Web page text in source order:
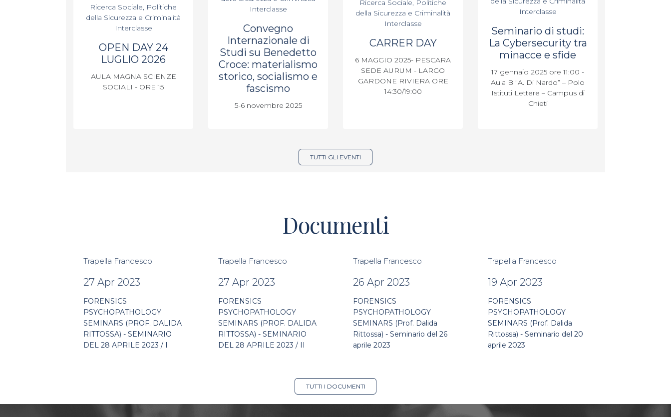
Ricerca Sociale, Politiche
della Sicurezza e Criminalità
Interclasse
OPEN DAY 24
LUGLIO 2026
AULA MAGNA SCIENZE
SOCIALI - ORE 15
Interclasse
Convegno
Internazionale di
Studi su Benedetto
Croce: materialismo
storico, socialismo e
fascismo
5-6 novembre 2025
Ricerca Sociale, Politiche
della Sicurezza e Criminalità
Interclasse
CARRER DAY
6 MAGGIO 2025- PESCARA
SEDE AURUM - LARGO
GARDONE RIVIERA ORE
14:30/19:00
Interclasse
Seminario di studi:
La Cybersecurity tra
minacce e sfide
17 gennaio 2025 ore 11:00 -
Aula B “A. Di Nardo” – Polo
Istituti Lettere – Campus di
Chieti
TUTTI GLI EVENTI
Documenti
Trapella Francesco
27 Apr 2023
FORENSICS
PSYCHOPATHOLOGY
SEMINARS (PROF. DALIDA
RITTOSSA) - SEMINARIO
DEL 28 APRILE 2023 / I
Trapella Francesco
27 Apr 2023
FORENSICS
PSYCHOPATHOLOGY
SEMINARS (PROF. DALIDA
RITTOSSA) - SEMINARIO
DEL 28 APRILE 2023 / II
Trapella Francesco
26 Apr 2023
FORENSICS
PSYCHOPATHOLOGY
SEMINARS (Prof. Dalida
Rittossa) - Seminario del 26
aprile 2023
Trapella Francesco
19 Apr 2023
FORENSICS
PSYCHOPATHOLOGY
SEMINARS (Prof. Dalida
Rittossa) - Seminario del 20
aprile 2023
TUTTI I DOCUMENTI